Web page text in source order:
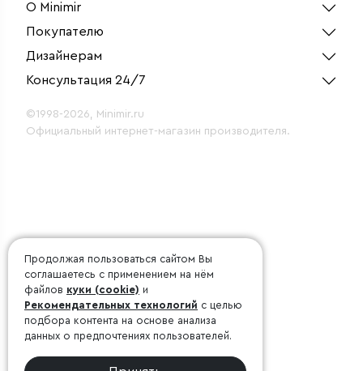
О Minimir
Покупателю
Дизайнерам
Консультация 24/7
©1998-2026, Minimir.ru
Официальный интернет-магазин производителя.
Продолжая пользоваться сайтом Вы
соглашаетесь с применением на нём
файлов куки (cookie) и
Рекомендательных технологий с целью
подбора контента на основе анализа
данных о предпочтениях пользователей.